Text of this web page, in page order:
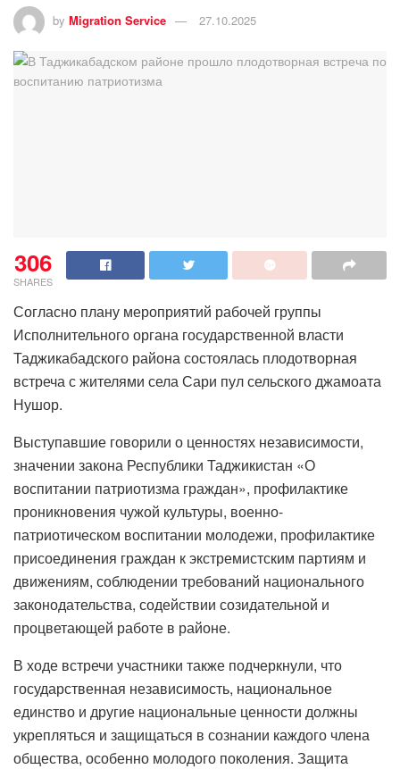
by Migration Service 27.10.2025
306
SHARES
Согласно плану мероприятий рабочей группы
Исполнительного органа государственной власти
Таджикабадского района состоялась плодотворная
встреча с жителями села Сари пул сельского джамоата
Нушор.
Выступавшие говорили о ценностях независимости,
значении закона Республики Таджикистан «О
воспитании патриотизма граждан», профилактике
проникновения чужой культуры, военно-
патриотическом воспитании молодежи, профилактике
присоединения граждан к экстремистским партиям и
движениям, соблюдении требований национального
законодательства, содействии созидательной и
процветающей работе в районе.
В ходе встречи участники также подчеркнули, что
государственная независимость, национальное
единство и другие национальные ценности должны
укрепляться и защищаться в сознании каждого члена
общества, особенно молодого поколения. Защита